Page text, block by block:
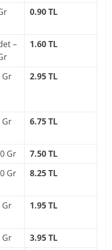
0.90 TL
–
1.60 TL
Gr 2.95 TL
Gr 6.75 TL
Gr
7.50 TL
Gr 8.25 TL
Gr 1.95 TL
Gr
3.95 TL